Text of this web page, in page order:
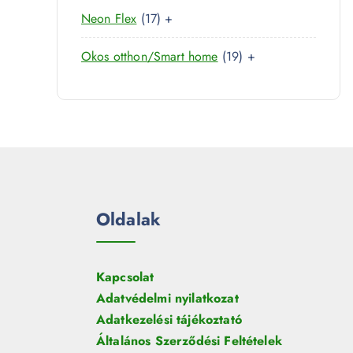
r
e
r
Neon Flex 171
7
t
r
+
Okos otthon/Smart home 191
t
+
Oldalak
Kapcsolat
Adatvédelmi nyilatkozat
Adatkezelési tájékoztató
Általános Szerződési Feltételek